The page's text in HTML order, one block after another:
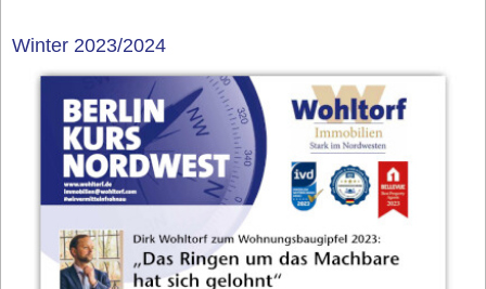
Winter 2023/2024